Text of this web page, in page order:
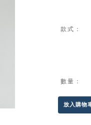
款式：
數量：
放入購物